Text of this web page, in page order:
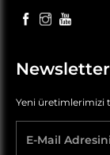
Newsletter
Yeni üretimlerimizi